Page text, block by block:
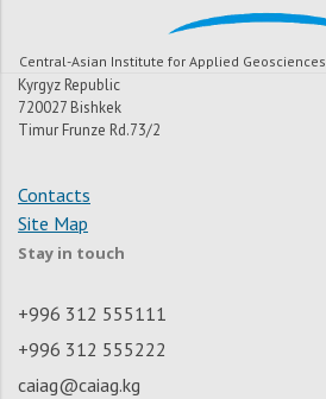
Central-Asian Institute for Applied Geosciences
Kyrgyz Republic
720027 Bishkek
Timur Frunze Rd.73/2
Contacts
Site Map
Stay in touch
+996 312 555111
+996 312 555222
caiag@caiag.kg